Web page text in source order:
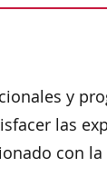
y
las
con la